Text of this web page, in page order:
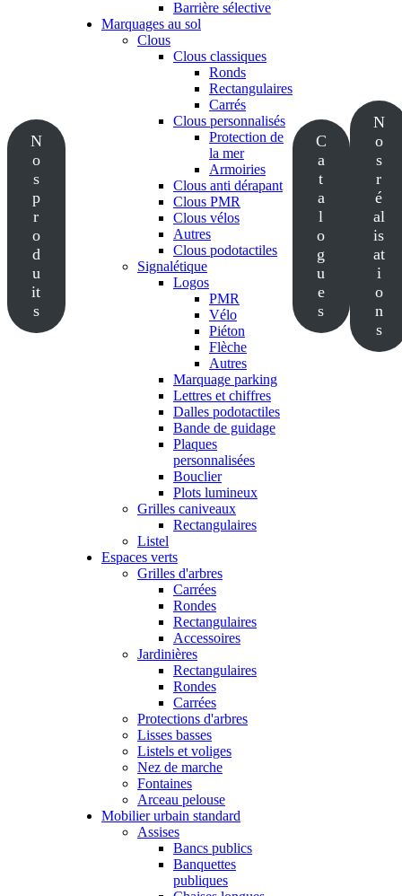
N
o
s
p
r
o
d
u
it
s
Barrière sélective
Marquages au sol
Clous
Clous classiques
Ronds
Rectangulaires
Carrés
Clous personnalisés
Protection de
la mer
Armoiries
Clous anti dérapant
Clous PMR
Clous vélos
Autres
Clous podotactiles
Signalétique
Logos
PMR
Vélo
Piéton
Flèche
Autres
Marquage parking
Lettres et chiffres
Dalles podotactiles
Bande de guidage
Plaques
personnalisées
Bouclier
Plots lumineux
Grilles caniveaux
Rectangulaires
Listel
Espaces verts
Grilles d'arbres
Carrées
Rondes
Rectangulaires
Accessoires
Jardinières
Rectangulaires
Rondes
Carrées
Protections d'arbres
Lisses basses
Listels et voliges
Nez de marche
Fontaines
Arceau pelouse
Mobilier urbain standard
Assises
Bancs publics
Banquettes
publiques
C
a
t
a
l
o
g
u
e
s
N
o
s
r
é
al
is
at
i
o
n
s